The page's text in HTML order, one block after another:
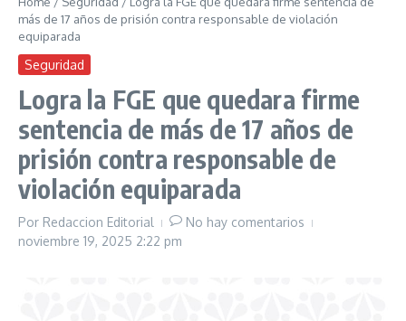
más de 17 años de prisión contra responsable de violación
equiparada
Seguridad
Logra la FGE que quedara firme
sentencia de más de 17 años de
prisión contra responsable de
violación equiparada
Por Redaccion Editorial
No hay comentarios
noviembre 19, 2025 2:22 pm